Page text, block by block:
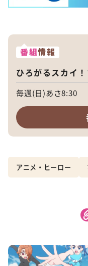
番組情報
ひろがるスカイ
毎週(日)あさ8:30
アニメ・ヒーロー